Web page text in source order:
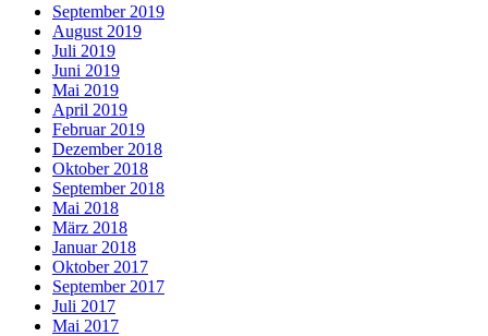
September 2019
August 2019
Juli 2019
Juni 2019
Mai 2019
April 2019
Februar 2019
Dezember 2018
Oktober 2018
September 2018
Mai 2018
März 2018
Januar 2018
Oktober 2017
September 2017
Juli 2017
Mai 2017